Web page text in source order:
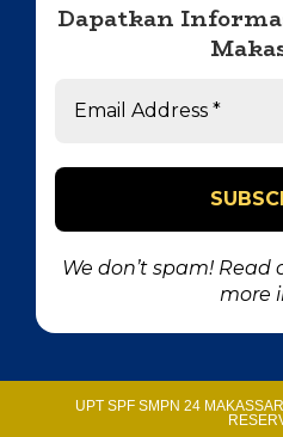
Dapatkan
We don’t spam! Read
more
UPT SPF SMPN 24